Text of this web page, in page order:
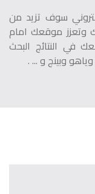
سوف تزيد من
وتعزز موقعك امام
النتائج البحث
وبينج و ... .